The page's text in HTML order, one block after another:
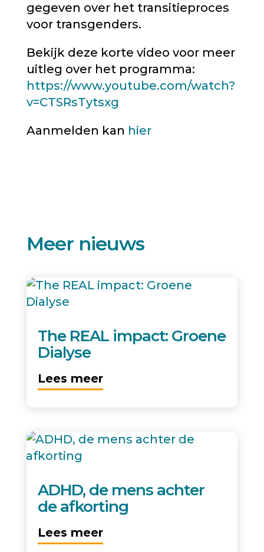
gegeven over het transitieproces
voor transgenders.
Bekijk deze korte video voor meer
uitleg over het programma:
https://www.youtube.com/watch?
v=CTSRsTytsxg
Aanmelden kan hier
Meer nieuws
The REAL impact: Groene
Dialyse
Lees meer
ADHD, de mens achter
de afkorting
Lees meer